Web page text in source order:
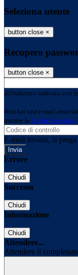
Seleziona utente
button close ×
Recupero
button close ×
all'indirizzo indicato con
Non hai una e-mail
tramite la Login Spaggiari
E-mail inviata, si
Errore
Chiudi
Successo
Chiudi
Informazione
Chiudi
Attendere...
Attendere il